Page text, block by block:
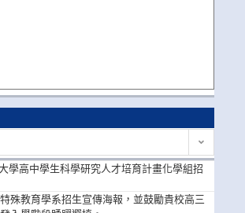
學高中學生科學研究人才培育計畫化學組招
殊教育學系招生宣傳海報，並鼓勵貴校高三